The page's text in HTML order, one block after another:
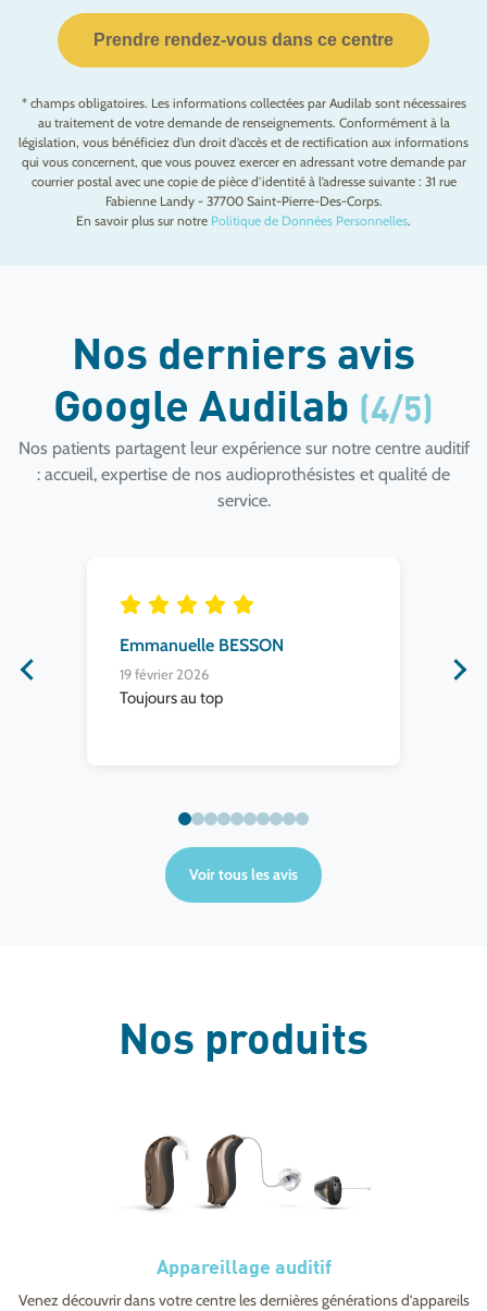
Prendre rendez-vous dans ce centre
* champs obligatoires. Les informations collectées par Audilab sont nécessaires
au traitement de votre demande de renseignements. Conformément à la
législation, vous bénéficiez d’un droit d’accès et de rectification aux informations
qui vous concernent, que vous pouvez exercer en adressant votre demande par
courrier postal avec une copie de pièce d’identité à l’adresse suivante : 31 rue
Fabienne Landy - 37700 Saint-Pierre-Des-Corps.
En savoir plus sur notre Politique de Données Personnelles.
Nos derniers avis
Google Audilab (4/5)
Nos patients partagent leur expérience sur notre centre auditif
: accueil, expertise de nos audioprothésistes et qualité de
service.
Emmanuelle BESSON
19 février 2026
Toujours au top
6
Voir tous les avis
Nos produits
Appareillage auditif
Venez découvrir dans votre centre les dernières générations d’appareils